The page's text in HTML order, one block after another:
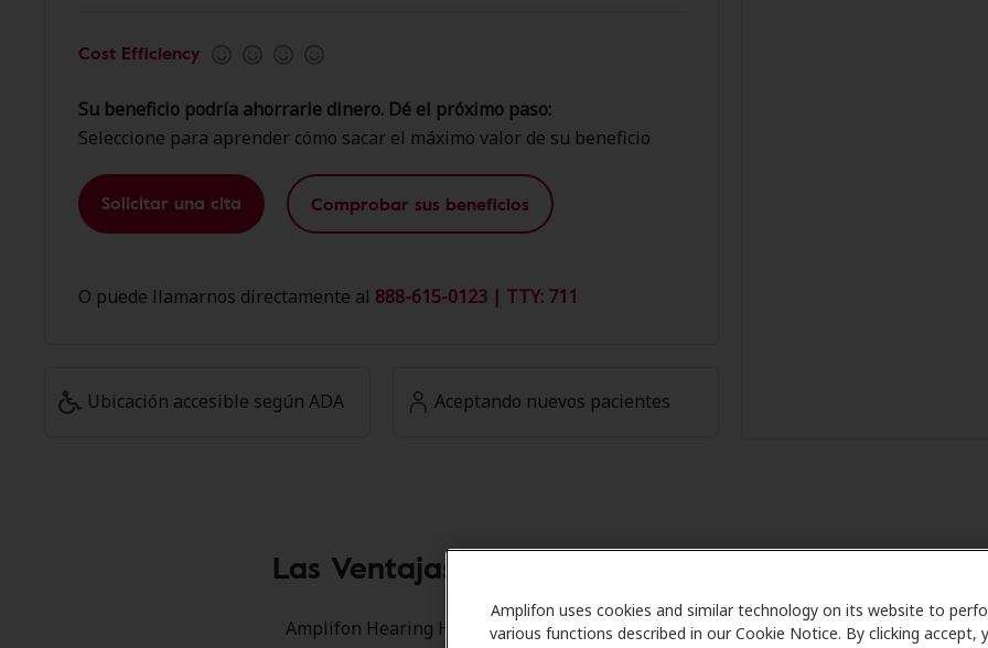
Amplifon uses cookies and similar technology on its website to
various functions described in our Cookie Notice. By clicking accept,
Cost Efficiency
Su beneficio podría ahorrarle dinero. Dé el próximo paso:
Seleccione para aprender cómo sacar el máximo valor de su beneficio
Solicitar una cita Comprobar sus beneficios
O puede llamarnos directamente al 888-615-0123 | TTY: 711
Ubicación accesible según ADA Aceptando nuevos pacientes
Las Ventajas de los Miembros de Amplifon en
Amplifon Hearing Health Care se asocia con muchos planes de beneficios y clínicas